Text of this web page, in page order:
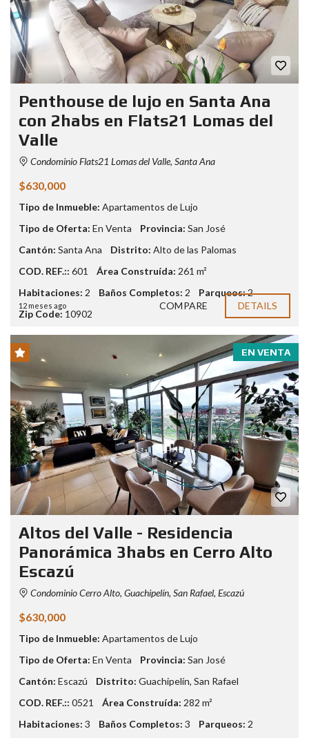
Penthouse de lujo en Santa Ana
con 2habs en Flats21 Lomas del
Valle
Condominio Flats21 Lomas del Valle, Santa Ana
$630,000
Tipo de Inmueble: Apartamentos de Lujo
Tipo de Oferta: En Venta Provincia: San José
Cantón: Santa Ana Distrito: Alto de las Palomas
COD. REF.:: 601 Área Construída: 261 m²
Habitaciones: 2 Baños Completos: 2 Parqueos:2
Zip Code: 10902
12 meses ago COMPARE DETAILS
EN VENTA
Altos del Valle - Residencia
Panorámica 3habs en Cerro Alto
Escazú
Condominio Cerro Alto, Guachipelín, San Rafael, Escazú
$630,000
Tipo de Inmueble: Apartamentos de Lujo
Tipo de Oferta: En Venta Provincia: San José
Cantón: Escazú Distrito: Guachipelín, San Rafael
COD. REF.:: 0521 Área Construída: 282 m²
Habitaciones: 3 Baños Completos: 3 Parqueos: 2